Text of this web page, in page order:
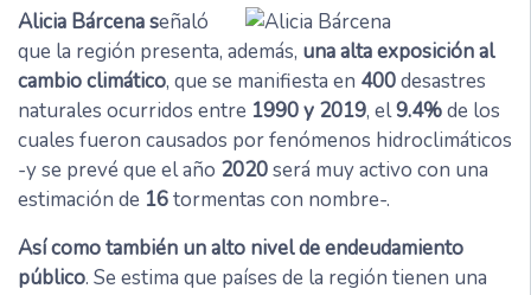
Alicia Bárcena señaló
que la región presenta, además, una alta exposición al
cambio climático, que se manifiesta en 400desastres
naturales ocurridos entre 1990 y 2019, el9.4%de los
cuales fueron causados por fenómenos hidroclimáticos
-y se prevé que el año 2020será muy activo con una
estimación de 16tormentas con nombre-.
Así como también un alto nivel de endeudamiento
público. Se estima que países de la región tienen una